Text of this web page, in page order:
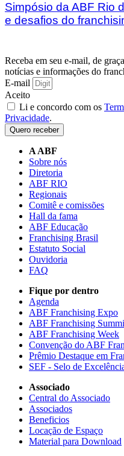
Simpósio da ABF Rio
e desafios do
Receba em seu e-mail, de
notícias e informações do
E-mail
Aceito
Li e concordo com os
Privacidade.
Quero receber
A ABF
Sobre nós
Diretoria
ABF RIO
Regionais
Comitê e comissões
Hall da fama
ABF Educação
Franchising Brasil
Estatuto Social
Ouvidoria
FAQ
Fique por dentro
Agenda
ABF Franchising Expo
ABF Franchising
ABF Franchising Week
Convenção do ABF
Prêmio Destaque em
SEF - Selo de
Associado
Central do Associado
Associados
Beneficios
Locação de Espaço
Material para Download